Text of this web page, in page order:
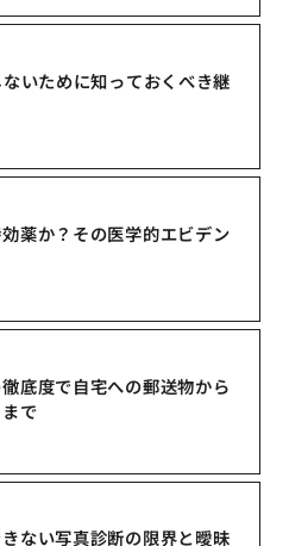
いために知っておくべき継
薬か？その医学的エビデン
底度で自宅への郵送物から
で
ない写真診断の限界と曖昧